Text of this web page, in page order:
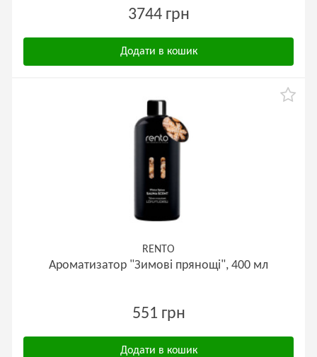
3744 грн
Додати в кошик
RENTO
Ароматизатор "Зимові прянощі", 400 мл
551 грн
Додати в кошик